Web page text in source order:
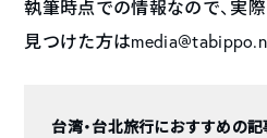
執筆時点での情報なので、実
見つけた方は
台湾・台北旅行におすすめの